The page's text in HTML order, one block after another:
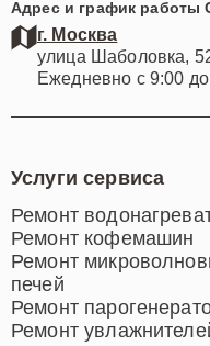
Адрес и график работы
г. Москва
улица Шаболовка,
Ежедневно с 9:00
Услуги сервиса
Ремонт
Ремонт кофемашин
Ремонт
печей
Ремонт
Ремонт